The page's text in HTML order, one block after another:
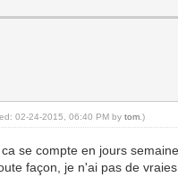
02-24-2015, 06:40 PM bytom .)
se compte en jours
façon, je n'ai pas de